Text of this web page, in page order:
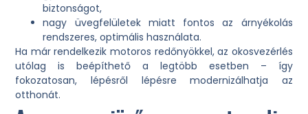
biztonságot,
nagy üvegfelületek miatt fontos az árnyékolás
rendszeres, optimális használata.
Ha már rendelkezik motoros redőnyökkel, az okosvezérlés
utólag is beépíthető a legtöbb esetben – így
fokozatosan, lépésről lépésre modernizálhatja az
otthonát.